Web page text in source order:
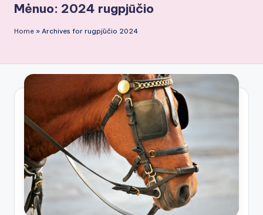
Mėnuo: 2024 rugpjūčio
Home » Archives for rugpjūčio 2024